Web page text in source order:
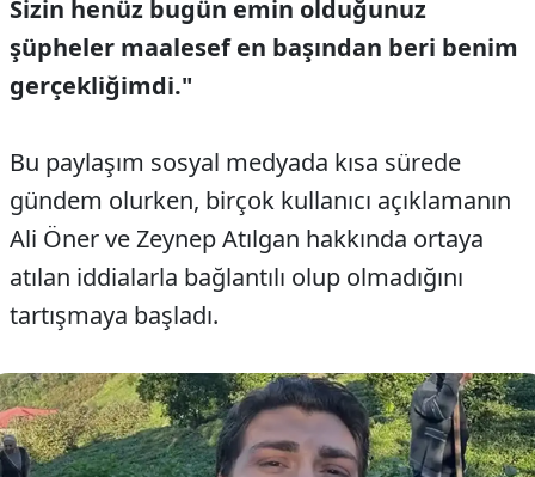
Sizin henüz bugün emin olduğunuz
şüpheler maalesef en başından beri benim
gerçekliğimdi."
Bu paylaşım sosyal medyada kısa sürede
gündem olurken, birçok kullanıcı açıklamanın
Ali Öner ve Zeynep Atılgan hakkında ortaya
atılan iddialarla bağlantılı olup olmadığını
tartışmaya başladı.